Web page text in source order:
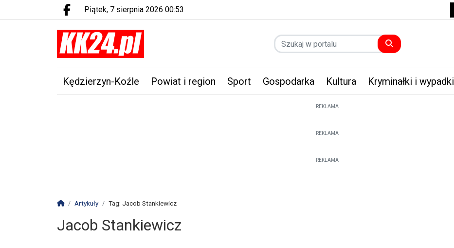
Facebook.com
piątek, 7 sierpnia 2026 00:53
Kędzierzyn-Koźle Powiat i region Sport Gospodarka Kultura Kryminałki i wypadki
REKLAMA
REKLAMA
REKLAMA
Strona główna
Artykuły Tag: Jacob Stankiewicz
Jacob Stankiewicz